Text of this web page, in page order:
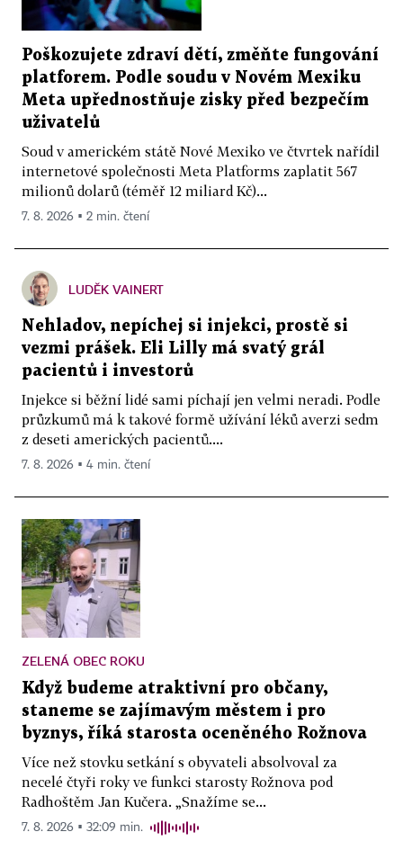
Poškozujete zdraví dětí, změňte fungování
platforem. Podle soudu v Novém Mexiku
Meta upřednostňuje zisky před bezpečím
uživatelů
Soud v americkém státě Nové Mexiko ve čtvrtek nařídil
internetové společnosti Meta Platforms zaplatit 567
milionů dolarů (téměř 12 miliard Kč)...
7. 8. 2026 ▪ 2 min. čtení
LUDĚK VAINERT
Nehladov, nepíchej si injekci, prostě si
vezmi prášek. Eli Lilly má svatý grál
pacientů i investorů
Injekce si běžní lidé sami píchají jen velmi neradi. Podle
průzkumů má k takové formě užívání léků averzi sedm
z deseti amerických pacientů....
7. 8. 2026 ▪ 4 min. čtení
ZELENÁ OBEC ROKU
Když budeme atraktivní pro občany,
staneme se zajímavým městem i pro
byznys, říká starosta oceněného Rožnova
Více než stovku setkání s obyvateli absolvoval za
necelé čtyři roky ve funkci starosty Rožnova pod
Radhoštěm Jan Kučera. „Snažíme se...
7. 8. 2026 ▪ 32:09 min.